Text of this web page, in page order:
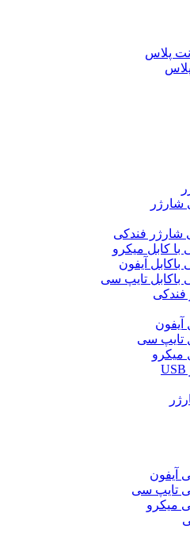
پلاس
فندکی
با کابل میکرو
آیفون
باکابل تایپ سی
فندکی
آیفون
تایپ سی
میکرو
آیفون
تایپ سی
میکرو